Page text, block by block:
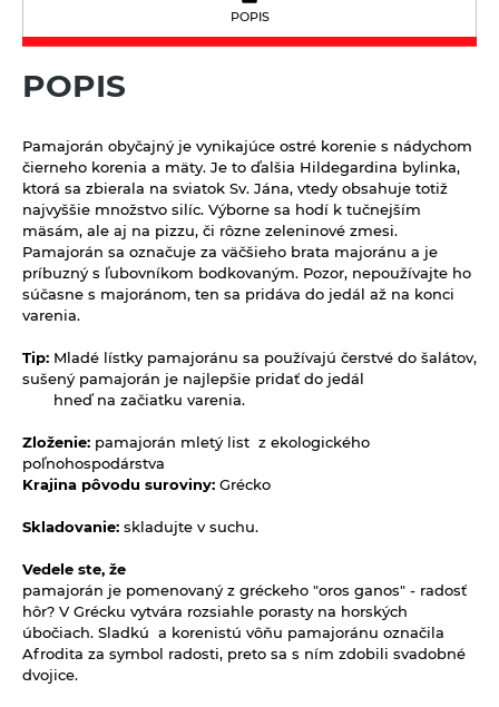
Limonády ostatné
Limonády STEGO
Nápoje ZEN bez pridaného cukru
Vína
Sirupy bez pridaného cukru
Sirupy bylinkové s trstinovým cukrom
Sladidlá a včelie produkty
Sladidlá
Sterilizovaná zelenina
Tyčinky a grissiny
Vločky a lupienky
Výrobky z obilnín a polotovary
Polotovary
Zmesi na varenie a pečenie
Zrná a semená
Obilniny
Olejniny
Pseudoobilniny
Strukoviny
Zdravé maškrtenie
Bezlepok - Low Carb - Keto
Čokolády, cukríky, lízatká
Ostatné
Doplnky stravy
Dr.Popov - bylinné kvapky
Dr.Popov - rôzne
Eterické oleje
Éterické oleje na kulinárske účely
Keramické slniečko
POPIS
POPIS
Pamajorán obyčajný je vynikajúce ostré korenie s nádychom
čierneho korenia a mäty. Je to ďalšia Hildegardina bylinka,
ktorá sa zbierala na sviatok Sv. Jána, vtedy obsahuje totiž
najvyššie množstvo silíc. Výborne sa hodí k tučnejším
mäsám, ale aj na pizzu, či rôzne zeleninové zmesi.
Pamajorán sa označuje za väčšieho brata majoránu a je
príbuzný s ľubovníkom bodkovaným. Pozor, nepoužívajte ho
súčasne s majoránom, ten sa pridáva do jedál až na konci
varenia.
Tip: Mladé lístky pamajoránu sa používajú čerstvé do šalátov,
sušený pamajorán je najlepšie pridať do jedál
hneď na začiatku varenia.
Zloženie: pamajorán mletý list z ekologického
poľnohospodárstva
Krajina pôvodu suroviny: Grécko
Skladovanie: skladujte v suchu.
Vedele ste, že
pamajorán je pomenovaný z gréckeho "oros ganos" - radosť
hôr? V Grécku vytvára rozsiahle porasty na horských
úbočiach. Sladkú a korenistú vôňu pamajoránu označila
Afrodita za symbol radosti, preto sa s ním zdobili svadobné
dvojice.